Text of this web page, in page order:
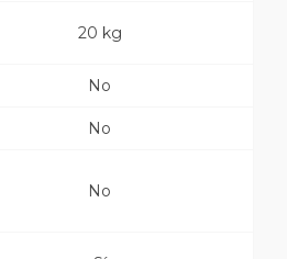
20 kg
No
No
No